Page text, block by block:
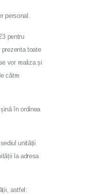
personal.
pentru
toate
vor realiza și
către
în ordinea
unității
la adresa
astfel: